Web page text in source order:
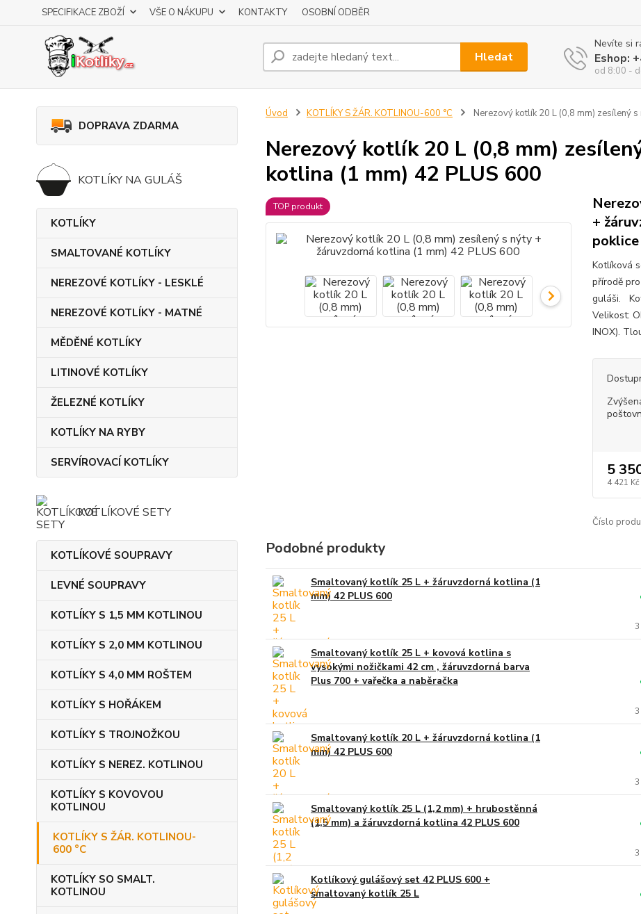
SPECIFIKACE ZBOŽÍ VŠE O NÁKUPU KONTAKTY OSOBNÍ ODBĚR
Hledat
Nevíte si
Eshop:
od 8:00 -
DOPRAVA ZDARMA
KOTLÍKY NA GULÁŠ
KOTLÍKY
SMALTOVANÉ KOTLÍKY
NEREZOVÉ KOTLÍKY - LESKLÉ
NEREZOVÉ KOTLÍKY - MATNÉ
MĚDĚNÉ KOTLÍKY
LITINOVÉ KOTLÍKY
ŽELEZNÉ KOTLÍKY
KOTLÍKY NA RYBY
SERVÍROVACÍ KOTLÍKY
KOTLÍKOVÉ SETY
KOTLÍKOVÉ SOUPRAVY
LEVNÉ SOUPRAVY
KOTLÍKY S 1,5 MM KOTLINOU
KOTLÍKY S 2,0 MM KOTLINOU
KOTLÍKY S 4,0 MM ROŠTEM
KOTLÍKY S HOŘÁKEM
KOTLÍKY S TROJNOŽKOU
KOTLÍKY S NEREZ. KOTLINOU
KOTLÍKY S KOVOVOU
KOTLINOU
KOTLÍKY S ŽÁR. KOTLINOU-
600 °C
KOTLÍKY SO SMALT.
KOTLINOU
Úvod KOTLÍKY S ŽÁR. KOTLINOU-600 °C Nerezový kotlík 20 L (0,8 mm) zesílený
Nerezový kotlík 20 L (0,8 mm)
kotlina (1 mm) 42 PLUS 600
TOP produkt
+
poklice
Kotlíková
přírodě
guláši.
Velikost:
INOX).
5
4 421 Kč
Číslo
Podobné produkty
Smaltovaný kotlík 25 L + žáruvzdorná kotlina (1
mm) 42 PLUS 600
Smaltovaný kotlík 25 L + kovová kotlina s
vysokými nožičkami 42 cm , žáruvzdorná barva
Plus 700 + vařečka a naběračka
Smaltovaný kotlík 20 L + žáruvzdorná kotlina (1
mm) 42 PLUS 600
Smaltovaný kotlík 25 L (1,2 mm) + hrubostěnná
(1,5 mm) a žáruvzdorná kotlina 42 PLUS 600
Kotlíkový gulášový set 42 PLUS 600 +
smaltovaný kotlík 25 L